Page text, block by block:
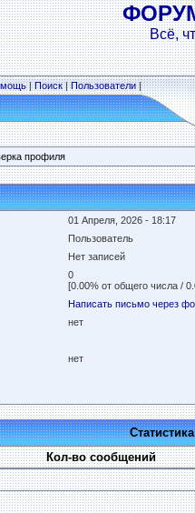
Всё,
|Поиск|Пользователи|
профиля
01 Апреля, 2026 - 18:17
Пользователь
Нет записей
0
[0.00% от общего числа /
Написать письмо через
нет
нет
Кол-во сообщений